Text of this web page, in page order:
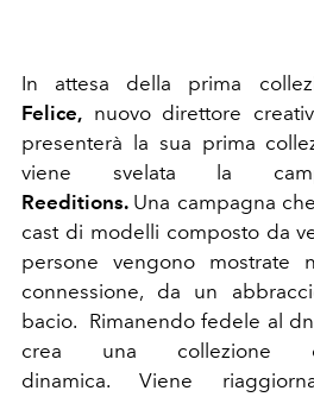
In attesa della prima
Felice, nuovo direttore
presenterà la sua prima
viene svelata la
Reeditions. Una campagna
cast di modelli composto da
persone vengono mostrate
connessione, da un
bacio. Rimanendo fedele al
crea una collezione
dinamica. Viene